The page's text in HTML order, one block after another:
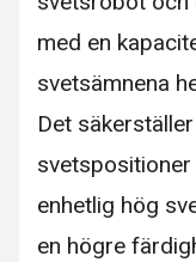
med en
svetsämnena
Det
enhetlig hög
en högre